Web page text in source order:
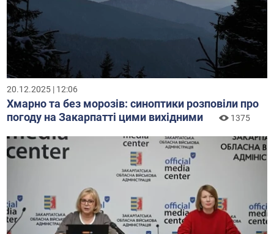
20.12.2025 | 12:06
Хмарно та без морозів: синоптики розповіли про
погоду на Закарпатті цими вихідними
1375